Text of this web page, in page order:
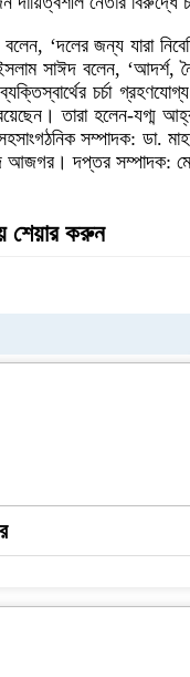
‘দলের জন্য যারা
সাঈদ বলেন, ‘আদর্শ,
চর্চা
তারা হলেন-যগ্ম
সম্পাদক: ডা.
আজগর। দপ্তর সম্পাদক:
শেয়ার করুন